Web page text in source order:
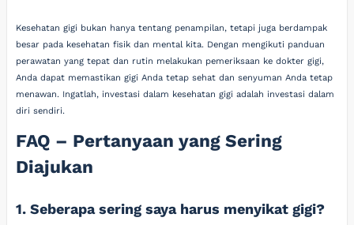
Kesehatan gigi bukan hanya tentang penampilan, tetapi juga berdampak
besar pada kesehatan fisik dan mental kita. Dengan mengikuti panduan
perawatan yang tepat dan rutin melakukan pemeriksaan ke dokter gigi,
Anda dapat memastikan gigi Anda tetap sehat dan senyuman Anda tetap
menawan. Ingatlah, investasi dalam kesehatan gigi adalah investasi dalam
diri sendiri.
FAQ – Pertanyaan yang Sering
Diajukan
1. Seberapa sering saya harus menyikat gigi?